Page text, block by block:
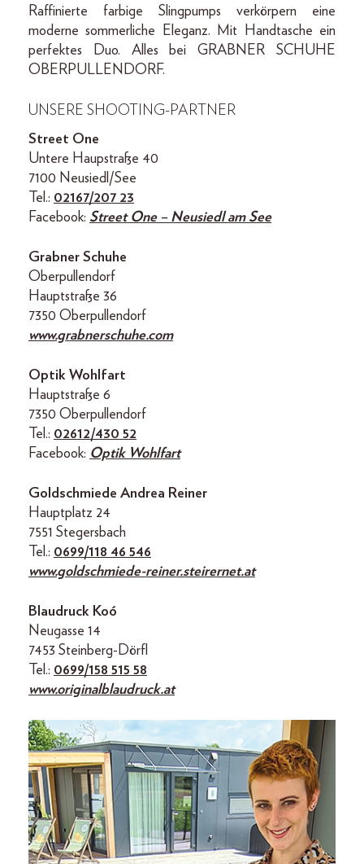
Raffinierte farbige Slingpumps verkörpern eine
moderne sommer­liche Eleganz. Mit Handtasche ein
perfektes Duo. Alles bei GRABNER SCHUHE
OBER­PULLENDORF.
UNSERE SHOOTING-PARTNER
Street One
Untere Haupstraße 40
7100 Neusiedl/See
Tel.: 02167/207 23
Facebook: Street One – Neusiedl am See
Grabner Schuhe
Oberpullendorf
Hauptstraße 36
7350 Oberpullendorf
www.grabnerschuhe.com
Optik Wohlfart
Hauptstraße 6
7350 Oberpullendorf
Tel.: 02612/430 52
Facebook: Optik Wohlfart
Goldschmiede Andrea Reiner
Hauptplatz 24
7551 Stegersbach
Tel.: 0699/118 46 546
www.goldschmiede-reiner.steirernet.at
Blaudruck Koó
Neugasse 14
7453 Steinberg-Dörfl
Tel.: 0699/158 515 58
www.originalblaudruck.at